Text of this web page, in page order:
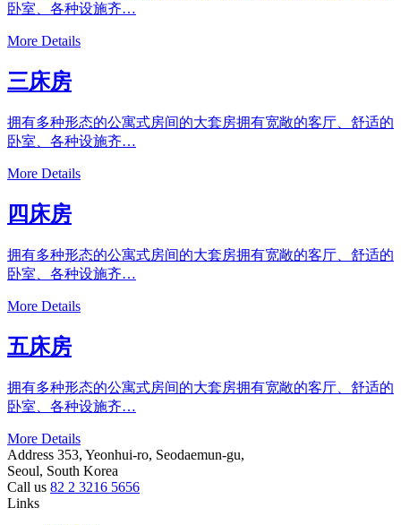
卧室、各种设施齐…
More Details
三床房
拥有多种形态的公寓式房间的大套房拥有宽敞的客厅、舒适的
卧室、各种设施齐…
More Details
四床房
拥有多种形态的公寓式房间的大套房拥有宽敞的客厅、舒适的
卧室、各种设施齐…
More Details
五床房
拥有多种形态的公寓式房间的大套房拥有宽敞的客厅、舒适的
卧室、各种设施齐…
More Details
Address 353, Yeonhui-ro, Seodaemun-gu,
Seoul, South Korea
Call us 82 2 3216 5656
Links